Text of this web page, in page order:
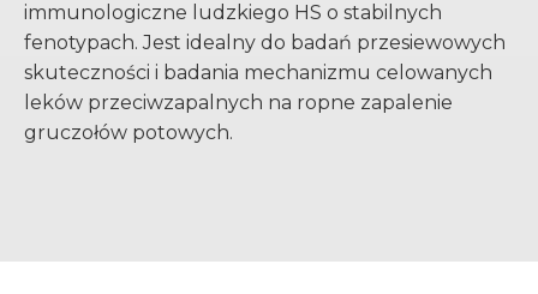
immunologiczne ludzkiego HS o stabilnych
fenotypach. Jest idealny do badań przesiewowych
skuteczności i badania mechanizmu celowanych
leków przeciwzapalnych na ropne zapalenie
gruczołów potowych.